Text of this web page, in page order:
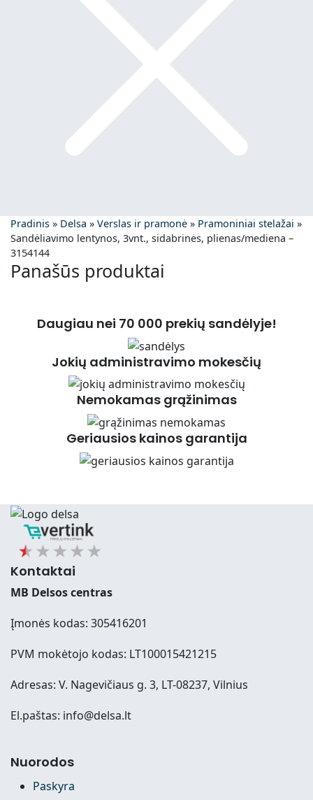
Pradinis » Delsa » Verslas ir pramonė » Pramoniniai stelažai »
Sandėliavimo lentynos, 3vnt., sidabrinės, plienas/mediena –
3154144
Panašūs produktai
Daugiau nei 70 000 prekių sandėlyje!
Jokių administravimo mokesčių
Nemokamas grąžinimas
Geriausios kainos garantija
Kontaktai
MB Delsos centras
Įmonės kodas: 305416201
PVM mokėtojo kodas: LT100015421215
Adresas: V. Nagevičiaus g. 3, LT-08237, Vilnius
El.paštas: info@delsa.lt
Nuorodos
Paskyra